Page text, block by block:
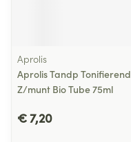
Aprolis
Aprolis Tandp Tonifierend
Z/munt Bio Tube 75ml
€ 7,20